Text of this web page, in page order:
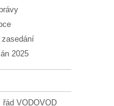
2025
řád VODOVOD